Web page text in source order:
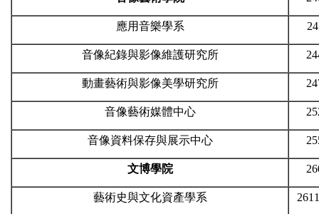
應用音樂學系
音像紀錄與影像維護研究所
動畫藝術與影像美學研究所
音像藝術媒體中心
音像資料保存與展示中心
文博學院
藝術史與文化資產學系